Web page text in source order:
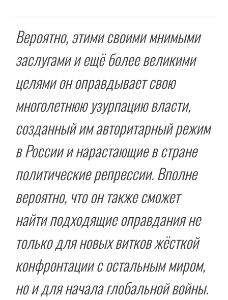
Вероятно, этими своими мнимыми
заслугами и ещё более великими
целями он оправдывает свою
многолетнюю узурпацию власти,
созданный им авторитарный режим
в России и нарастающие в стране
политические репрессии. Вполне
вероятно, что он также сможет
найти подходящие оправдания не
только для новых витков жёсткой
конфронтации с остальным миром,
но и для начала глобальной войны.